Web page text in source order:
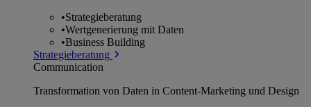
•Strategieberatung
•Wertgenerierung mit Daten
•Business Building
Strategieberatung
Communication
Transformation von Daten in Content-Marketing und Design